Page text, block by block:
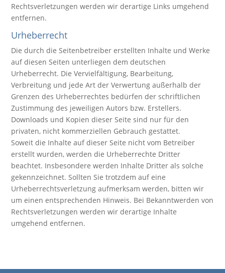
Rechtsverletzungen werden wir derartige Links umgehend
entfernen.
Urheberrecht
Die durch die Seitenbetreiber erstellten Inhalte und Werke
auf diesen Seiten unterliegen dem deutschen
Urheberrecht. Die Vervielfältigung, Bearbeitung,
Verbreitung und jede Art der Verwertung außerhalb der
Grenzen des Urheberrechtes bedürfen der schriftlichen
Zustimmung des jeweiligen Autors bzw. Erstellers.
Downloads und Kopien dieser Seite sind nur für den
privaten, nicht kommerziellen Gebrauch gestattet.
Soweit die Inhalte auf dieser Seite nicht vom Betreiber
erstellt wurden, werden die Urheberrechte Dritter
beachtet. Insbesondere werden Inhalte Dritter als solche
gekennzeichnet. Sollten Sie trotzdem auf eine
Urheberrechtsverletzung aufmerksam werden, bitten wir
um einen entsprechenden Hinweis. Bei Bekanntwerden von
Rechtsverletzungen werden wir derartige Inhalte
umgehend entfernen.